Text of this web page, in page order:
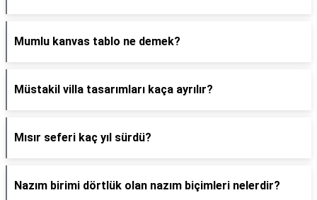
Mumlu kanvas tablo ne demek?
Müstakil villa tasarımları kaça ayrılır?
Mısır seferi kaç yıl sürdü?
Nazım birimi dörtlük olan nazım biçimleri nelerdir?